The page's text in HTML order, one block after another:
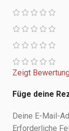
Zeigt
Füge deine
Deine E-Mail-
Erforderliche